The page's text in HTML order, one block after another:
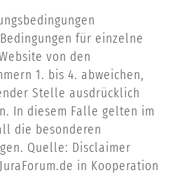
für einzelne
von den
1. bis 4. abweichen,
Stelle ausdrücklich
In diesem Falle gelten im
die besonderen
Quelle: Disclaimer
in Kooperation